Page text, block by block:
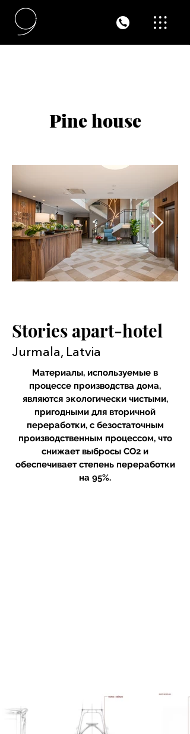
Pine house
Stories apart-hotel
Jurmala, Latvia
Материалы, используемые в
процессе производства дома,
являются экологически чистыми,
пригодными для вторичной
переработки, с безостаточным
производственным процессом, что
снижает выбросы CO2 и
обеспечивает степень переработки
на 95%.